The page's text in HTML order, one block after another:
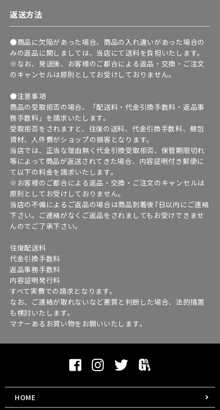
返送方法
●商品に欠陥があった場合、商品の入れ違いがあった場合の
みの返品に関しましては、当店にて送料を負担いたします。
※なお、発送後、お客様のご都合による返品・交換・ご注文
のキャンセルは原則としてお受けしておりません。
●注意事項
商品の受取拒否の場合、「配送料・代金引換手数料・返品事
務手数料」を請求いたします。
受取拒否をされますと、往復の送料、代金引換手数料、梱包
資材、人件費がショップの損害となります。
当店では、正当な理由無く代金引換受取拒否、保管期限切れ
等によって商品が返送されてきた場合、内容証明付き郵便に
て以下の料金を請求いたします。
※お客様のご都合による返品・交換・ご注文のキャンセルは
原則としてお受けしておりません。
当店の不備によるご返品の場合は商品到着後7日以内にご連絡
下さい。ご連絡がなくご返品をされましてもお受けできませ
んのでご了承下さい。
往復配送料
代金引換手数料
返品事務手数料
内容証明発行料
すべて実費での請求となります。
なお、ご連絡が取れないなど悪質と判断した場合、法的措置
も検討いたします。
マナーあるお買い物をお願いいたします。
HOME